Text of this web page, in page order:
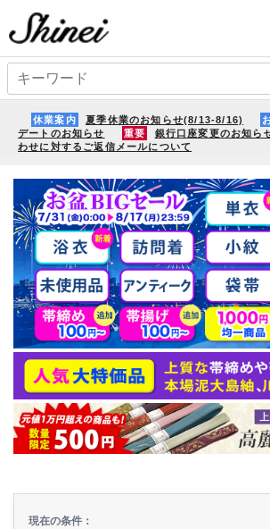
休業案内 夏季休業のお知らせ(8/13-8/16)
デートのお知らせ
重要 銀行口座変更のお知ら
わせに対するご返信メールについて
現在の条件：